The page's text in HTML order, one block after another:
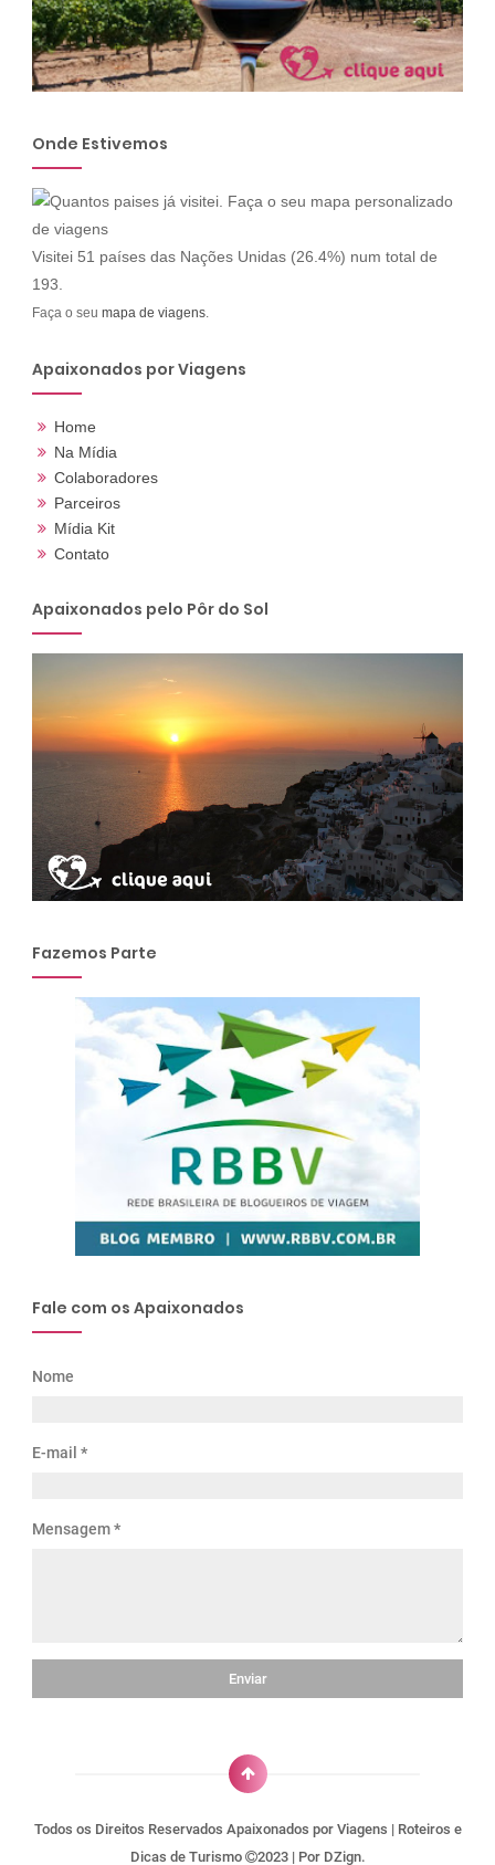
Onde Estivemos
Visitei 51 países das Nações Unidas (26.4%) num total de
193.
Faça o seu mapa de viagens.
Apaixonados por Viagens
Home
Na Mídia
Colaboradores
Parceiros
Mídia Kit
Contato
Apaixonados pelo Pôr do Sol
Fazemos Parte
Fale com os Apaixonados
Nome
E-mail *
Mensagem*
Todos os Direitos Reservados Apaixonados por Viagens | Roteiros e
Dicas de Turismo
2023 | Por DZign.